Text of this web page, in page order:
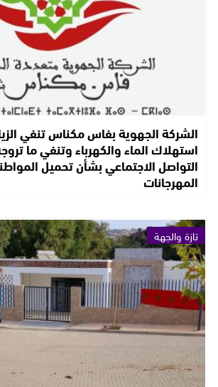
الشركة الجهوية بفاس مكناس تنفي
استهلاك الماء والكهرباء وتنفي ما
التواصل الاجتماعي بشأن تحميل
المهرجانات
تازة والجهة